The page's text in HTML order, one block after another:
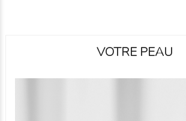
VOTRE PEAU